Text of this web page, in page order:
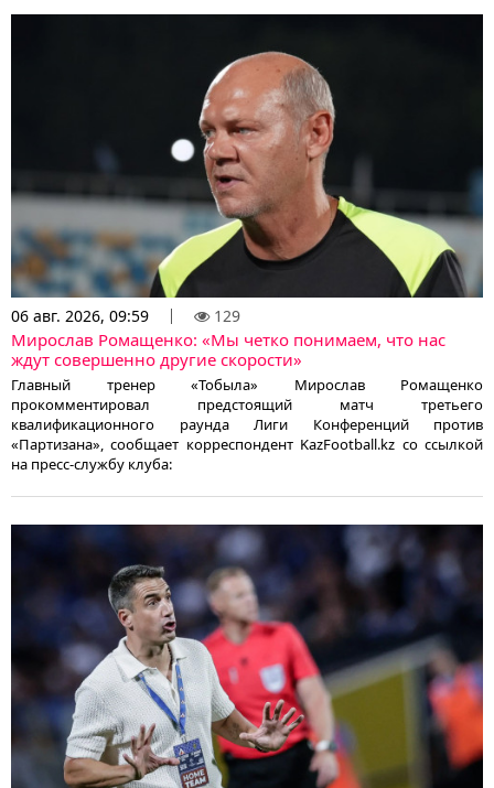
06 авг. 2026, 09:59 129
Мирослав Ромащенко: «Мы четко понимаем, что нас
ждут совершенно другие скорости»
Главный тренер «Тобыла» Мирослав Ромащенко
прокомментировал предстоящий матч третьего
квалификационного раунда Лиги Конференций против
«Партизана», сообщает корреспондент KazFootball.kz со ссылкой
на пресс-службу клуба: